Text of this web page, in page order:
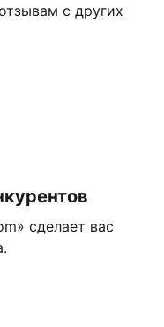
с других
сделает вас